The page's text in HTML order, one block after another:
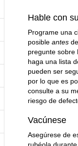
Hable con
Programe una
posibleantes
pregunte sobre
haga una lista
pueden ser
por lo que es
consulte a su
riesgo de
Vacúnese
Asegúrese de